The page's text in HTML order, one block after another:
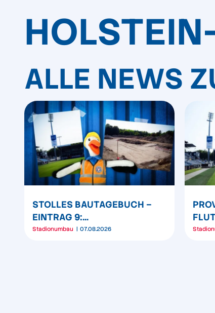
ALLE NEWS
STOLLES BAUTAGEBUCH –
EINTRAG 9:
TIEFENSONDIERUNG UND
Stadionumbau 07.08.2026